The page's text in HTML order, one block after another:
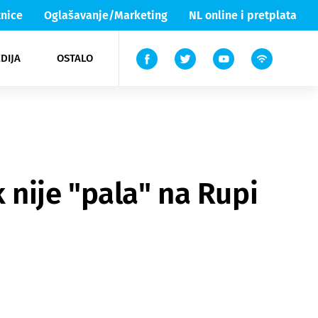
Oglašavanje/Marketing NL online i pretplata
OSTALO
Lika & Senj
TV
"pala" na Rupi